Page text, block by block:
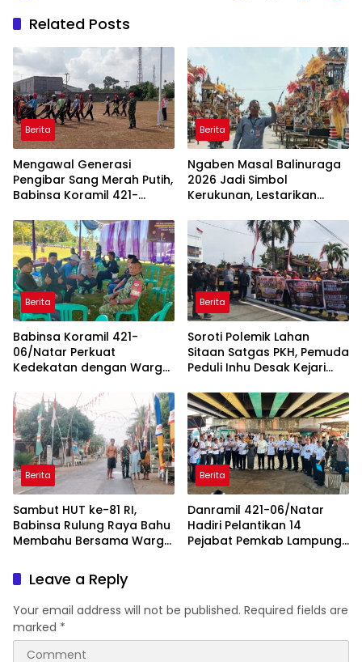
Related Posts
Berita
Mengawal Generasi
Pengibar Sang Merah Putih,
Babinsa Koramil 421-
Paskibra di Dua
Kecamatan Jelang HUT RI
ke-81
Berita
Ngaben Masal Balinuraga
2026 Jadi Simbol
Kerukunan, Lestarikan
Pariwisata Lampung
Selatan
Berita
Babinsa Koramil 421-
06/Natar Perkuat
Kedekatan dengan Warga
Sinergi di Natar dan
Tegineneng
Berita
Soroti Polemik Lahan
Sitaan Satgas PKH, Pemuda
Peduli Inhu Desak Kejari
PAS
Berita
Sambut HUT ke-81 RI,
Babinsa Rulung Raya Bahu
Membahu Bersama Warga
Berita
Danramil 421-06/Natar
Hadiri Pelantikan 14
Pejabat Pemkab Lampung
Leave a Reply
Your email address will not be published. Required fields are
marked *